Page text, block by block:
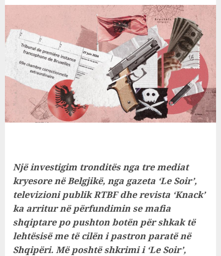
Një investigim tronditës nga tre mediat
kryesore në Belgjikë, nga gazeta ‘Le Soir’,
televizioni publik RTBF dhe revista ‘Knack’
ka arritur në përfundimin se mafia
shqiptare po pushton botën për shkak të
lehtësisë me të cilën i pastron paratë në
Shqipëri. Më poshtë shkrimi i ‘Le Soir’,